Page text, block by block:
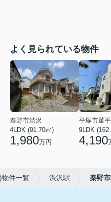
よく見られている物件
秦野市渋沢
4LDK (91.70㎡)
1,980万円
平塚市菫平
9LDK
4,190
物件一覧 渋沢駅 秦野